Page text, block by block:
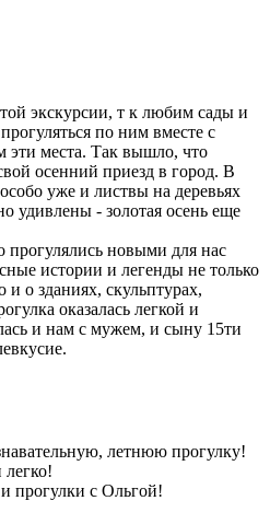
экскурсии, т к любим сады и
по ним вместе с
места. Так вышло, что
осенний приезд в город. В
уже и листвы на деревьях
удивлены - золотая осень еще
новыми для нас
истории и легенды не только
и о зданиях, скульптурах,
оказалась легкой и
и нам с мужем, и сыну 15ти
летнюю прогулку!
легко!
прогулки с Ольгой!